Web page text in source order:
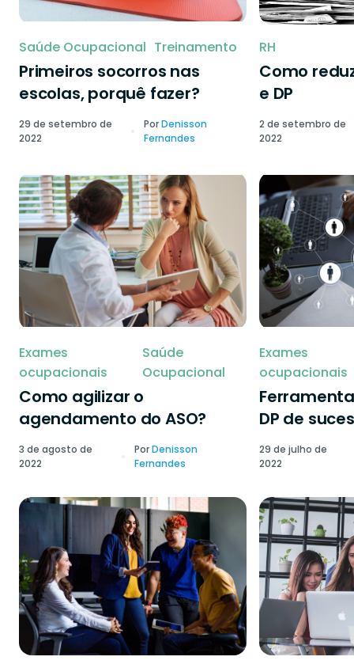
Saúde Ocupacional Treinamento
Primeiros socorros nas
escolas, porquê fazer?
29 de setembro de
2022
PorDenisson
Fernandes
RH
Como
e DP
2 de setembro de
2022
Exames
ocupacionais
Saúde
Ocupacional
Como agilizar o
agendamento do ASO?
3 de agosto de
2022
PorDenisson
Fernandes
Exames
ocupacionais
DP de
29 de julho de
2022